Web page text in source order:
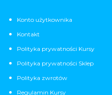
Konto użytkownika
Kontakt
Polityka prywatności Kursy
Polityka prywatności Sklep
Polityka zwrotów
Regulamin Kursy